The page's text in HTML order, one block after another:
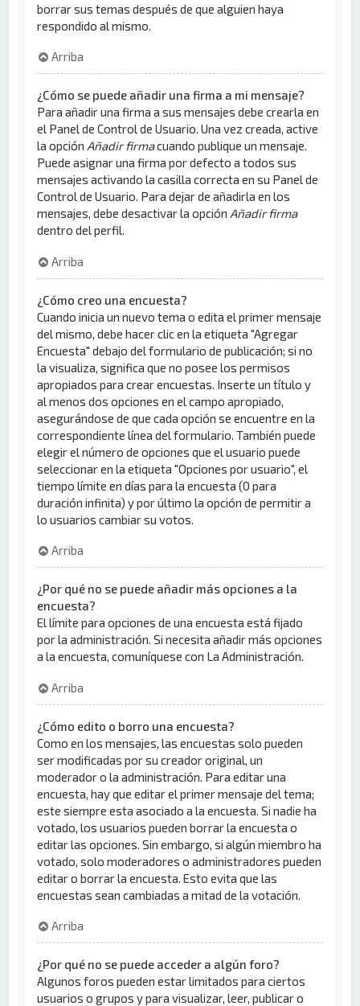
borrar sus temas después de que alguien haya
respondido al mismo.
Arriba
¿Cómo se puede añadir una firma a mi mensaje?
Para añadir una firma a sus mensajes debe crearla en
el Panel de Control de Usuario. Una vez creada, active
la opción Añadir firmacuando publique un mensaje.
Puede asignar una firma por defecto a todos sus
mensajes activando la casilla correcta en su Panel de
Control de Usuario. Para dejar de añadirla en los
mensajes, debe desactivar la opción Añadir firma
dentro del perfil.
Arriba
¿Cómo creo una encuesta?
Cuando inicia un nuevo tema o edita el primer mensaje
del mismo, debe hacer clic en la etiqueta "Agregar
Encuesta" debajo del formulario de publicación; si no
la visualiza, significa que no posee los permisos
apropiados para crear encuestas. Inserte un título y
al menos dos opciones en el campo apropiado,
asegurándose de que cada opción se encuentre en la
correspondiente línea del formulario. También puede
elegir el número de opciones que el usuario puede
seleccionar en la etiqueta "Opciones por usuario", el
tiempo límite en días para la encuesta (0 para
duración infinita) y por último la opción de permitir a
lo usuarios cambiar su votos.
Arriba
¿Por qué no se puede añadir más opciones a la
encuesta?
El límite para opciones de una encuesta está fijado
por la administración. Si necesita añadir más opciones
a la encuesta, comuníquese con La Administración.
Arriba
¿Cómo edito o borro una encuesta?
Como en los mensajes, las encuestas solo pueden
ser modificadas por su creador original, un
moderador o la administración. Para editar una
encuesta, hay que editar el primer mensaje del tema;
este siempre esta asociado a la encuesta. Si nadie ha
votado, los usuarios pueden borrar la encuesta o
editar las opciones. Sin embargo, si algún miembro ha
votado, solo moderadores o administradores pueden
editar o borrar la encuesta. Esto evita que las
encuestas sean cambiadas a mitad de la votación.
Arriba
¿Por qué no se puede acceder a algún foro?
Algunos foros pueden estar limitados para ciertos
usuarios o grupos y para visualizar, leer, publicar o